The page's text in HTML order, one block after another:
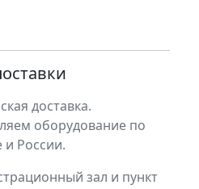
доставка.
оборудование по
и России.
зал и пункт